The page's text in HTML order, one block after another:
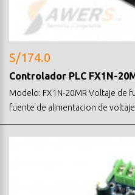
S/174.0
Controlador PLC FX1N-
Modelo: FX1N-20MR Voltaje de
fuente de alimentacion de